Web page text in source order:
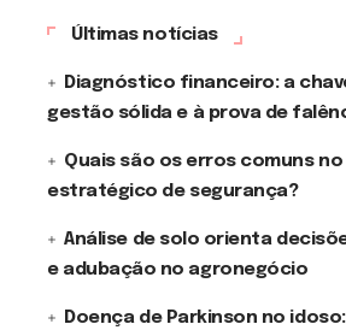
Últimas notícias
Diagnóstico financeiro: a
gestão sólida e à prova de
Quais são os erros comuns
estratégico de segurança?
Análise de solo orienta
e adubação no agronegócio
Doença de Parkinson no